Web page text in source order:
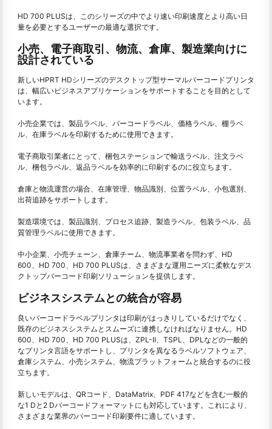
HD 700 PLUSは、このシリーズの中でより速い印刷速度とより高い日
量を必要とするユーザーの最適な選択です。
小売、電子商取引、物流、倉庫、製造業向けに
設計されている
新しいHPRT HDシリーズのデスクトップ型サーマルバーコードプリンタ
は、幅広いビジネスアプリケーションをサポートすることを目的として
います。
小売企業では、製品ラベル、バーコードラベル、価格ラベル、棚ラベ
ル、在庫ラベルを印刷するために使用できます。
電子商取引業者にとって、梱包ステーションで輸送ラベル、注文ラベ
ル、梱包ラベル、返品ラベルを効率的に印刷するのに役立ちます。
倉庫と物流運営の場合、在庫管理、物品識別、位置ラベル、小包選別、
出荷追跡をサポートします。
製造環境では、製品識別、プロセス追跡、製造ラベル、包装ラベル、品
質管理ラベルに使用できます。
中小企業、小売チェーン、倉庫チーム、物流事業者を問わず、HD
600、HD 700、HD 700 PLUSは、さまざまな運用ニーズに柔軟なデス
クトップバーコード印刷ソリューションを提供します。
ビジネスシステムとの統合が容易
良いバーコードラベルプリンタは印刷がはっきりしているだけでなく、
既存のビジネスシステムとスムーズに連携しなければなりません。HD
600、HD 700、HD 700 PLUSは、ZPL-II、TSPL、DPLなどの一般的
なプリンタ言語をサポートし、プリンタを異なるラベルソフトウェア、
倉庫システム、小売システム、物流プラットフォームと統合するのに役
立ちます。
新しいモデルは、QRコード、DataMatrix、PDF 417などを含む一般的
な1 Dと2 Dバーコードフォーマットにも対応しています。これにより、
さまざまな業界のバーコード印刷要件に適しています。